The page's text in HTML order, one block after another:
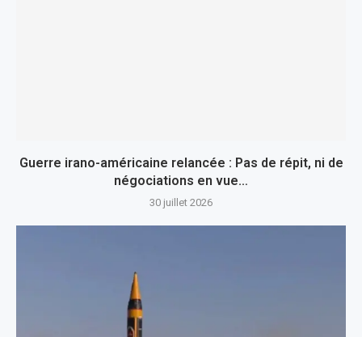
Guerre irano-américaine relancée : Pas de répit, ni de
négociations en vue…
30 juillet 2026